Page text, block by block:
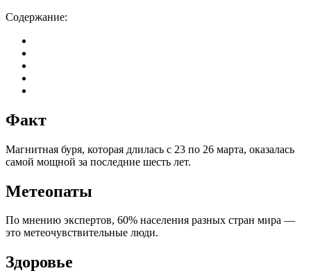
Содержание:
Факт
Магнитная буря, которая длилась с 23 по 26 марта, оказалась
самой мощной за последние шесть лет.
Метеопаты
По мнению экспертов, 60% населения разных стран мира —
это метеочувствительные люди.
Здоровье